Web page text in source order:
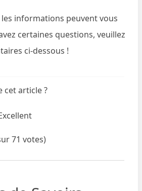
informations peuvent vous
certaines questions, veuillez
ci-dessous !
cet article ?
71 votes)